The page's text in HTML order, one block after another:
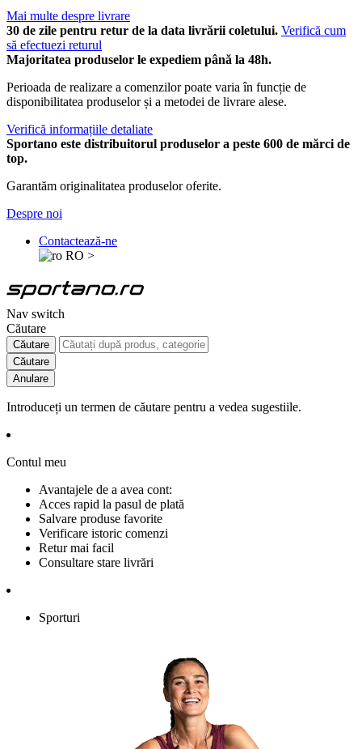
Mai multe despre livrare
30 de zile pentru retur de la data livrării coletului. Verifică cum
să efectuezi returul
Majoritatea produselor le expediem până la 48h.
Perioada de realizare a comenzilor poate varia în funcție de
disponibilitatea produselor și a metodei de livrare alese.
Verifică informațiile detaliate
Sportano este distribuitorul produselor a peste 600 de mărci de
top.
Garantăm originalitatea produselor oferite.
Despre noi
Contactează-ne
RO >
Nav switch
Căutare
Căutare
Căutare
Anulare
Introduceți un termen de căutare pentru a vedea sugestiile.
Contul meu
Avantajele de a avea cont:
Acces rapid la pasul de plată
Salvare produse favorite
Verificare istoric comenzi
Retur mai facil
Consultare stare livrări
Sporturi